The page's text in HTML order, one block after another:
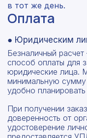
в тот же день.
Оплата
● Юридическим
Безналичный
способ оплаты для
юридические лица.
минимальную сумму
удобно
При получении
доверенность от
удостоверение